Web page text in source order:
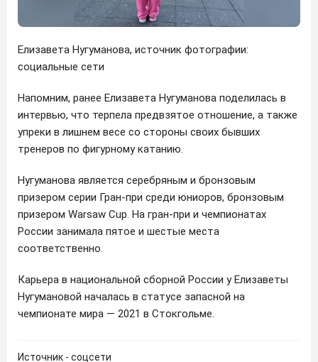
Елизавета Нугуманова, источник фотографии:
социальные сети
Напомним, ранее Елизавета Нугуманова поделилась в
интервью, что терпела предвзятое отношение, а также
упреки в лишнем весе со стороны своих бывших
тренеров по фигурному катанию.
Нугуманова является серебряным и бронзовым
призером серии Гран-при среди юниоров, бронзовым
призером Warsaw Cup. На гран-при и чемпионатах
России занимала пятое и шестые места
соответственно.
Карьера в национальной сборной России у Елизаветы
Нугумановой началась в статусе запасной на
чемпионате мира — 2021 в Стокгольме.
Источник - соцсети